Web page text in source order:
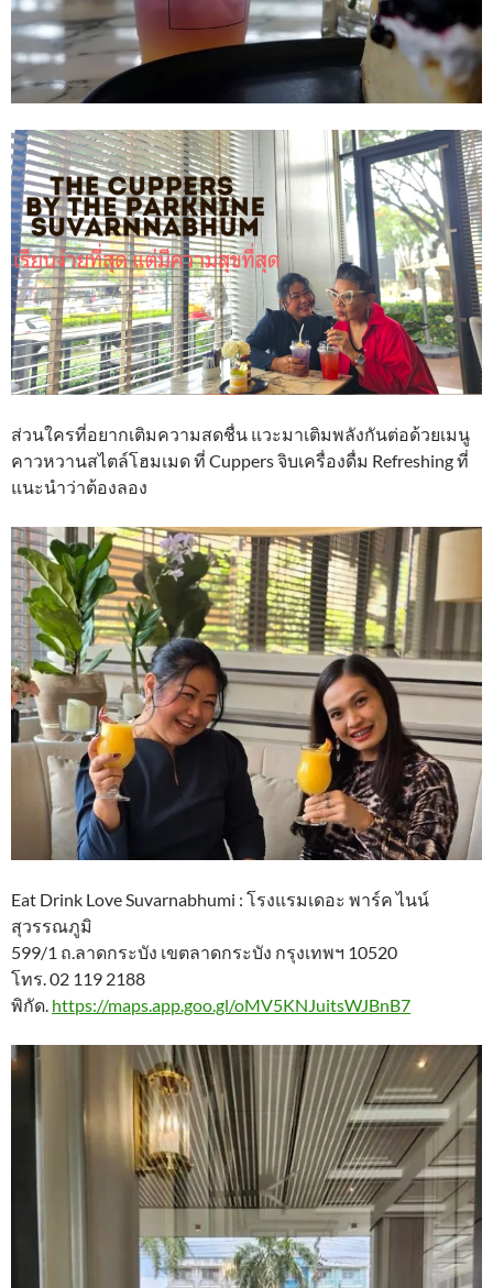
ส่วนใครที่อยากเติมความสดชื่น แวะมาเติมพลังกันต่อด้วยเมนู
คาวหวานสไตล์โฮมเมด ที่ Cuppers จิบเครื่องดื่ม Refreshing ที่
แนะนำว่าต้องลอง
Eat Drink Love Suvarnabhumi : โรงแรมเดอะ พาร์ค ไนน์
สุวรรณภูมิ
599/1 ถ.ลาดกระบัง เขตลาดกระบัง กรุงเทพฯ 10520
โทร. 02 119 2188
พิกัด. https://maps.app.goo.gl/oMV5KNJuitsWJBnB7